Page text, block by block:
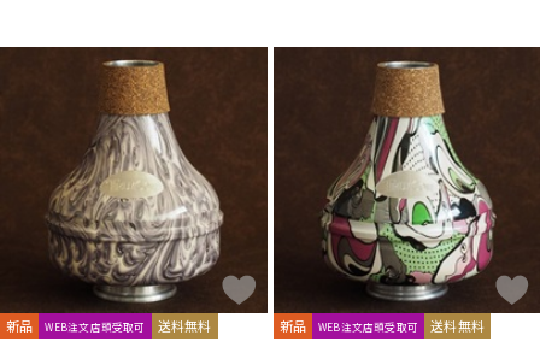
新品 WEB注文店頭受取可 送料無料 新品 WEB注文店頭受取可 送料無料